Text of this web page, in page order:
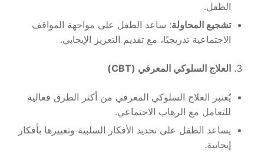
الطفل.
تشجيع المحاولة: ساعد الطفل على مواجهة المواقف
الاجتماعية تدريجيًا، مع تقديم التعزيز الإيجابي.
العلاج السلوكي المعرفي (CBT)
يُعتبر العلاج السلوكي المعرفي من أكثر الطرق فعالية
للتعامل مع الرهاب الاجتماعي.
يساعد الطفل على تحديد الأفكار السلبية وتغييرها بأفكار
إيجابية.